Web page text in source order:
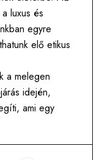
luxus és
egyre
elő etikus
a melegen
idején,
ami egy